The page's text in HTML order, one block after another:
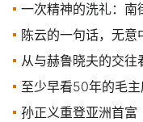
一次精神的洗礼：南街
陈云的一句话，无意
从与赫鲁晓夫的交往
至少早看50年的毛
孙正义重登亚洲首富